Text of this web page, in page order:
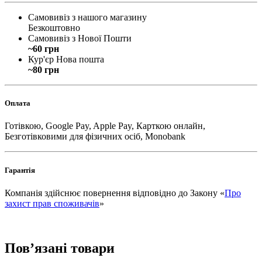
Самовивіз з нашого магазину
Безкоштовно
Самовивіз з Нової Пошти
~60 грн
Кур'єр Нова пошта
~80 грн
Оплата
Готівкою, Google Pay, Apple Pay, Карткою онлайн,
Безготівковими для фізичних осіб, Monobank
Гарантія
Компанія здійснює повернення відповідно до Закону «Про
захист прав споживачів»
Повʼязані товари